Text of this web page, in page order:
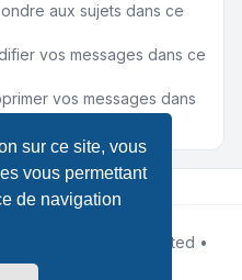
sur ce site, vous
vous permettant
de navigation
aux sujets dans ce
vos messages dans ce
vos messages dans
Software © phpBB Limited •